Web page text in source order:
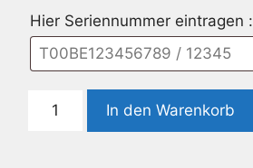
Hier Seriennummer eintragen :
Harman
In den Warenkorb